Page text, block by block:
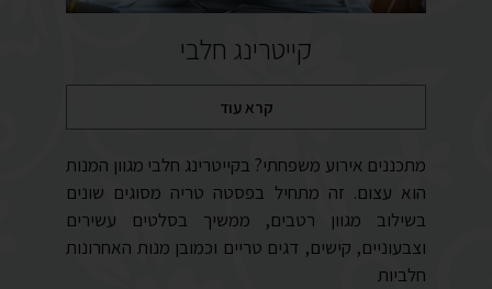
קייטרינג חלבי
קרא עוד
מתכננים אירוע משפחתי? בקייטרינג חלבי מגוון המנות
הוא עצום. זה מתחיל בפסטה טריה מסוגים שונים
בשילוב מגוון רטבים, ממשיך בסלטים עשירים
וצבעוניים, קישים, דגים טריים וכמובן מנות האחרונות
חלביות